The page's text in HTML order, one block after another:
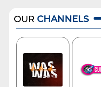
OUR CHANNELS